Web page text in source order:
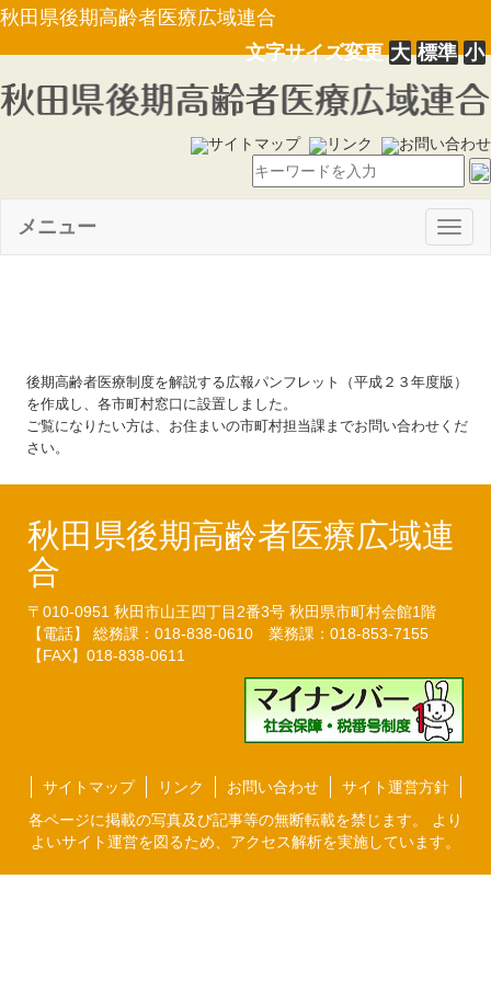
秋田県後期高齢者医療広域連合
文字サイズ変更大 標準 小
サイトマップ リンク お問い合わせ
メニュー
後期高齢者医療制度を解説する広報パンフレット（平成２３年度版）
を作成し、各市町村窓口に設置しました。
ご覧になりたい方は、お住まいの市町村担当課までお問い合わせくだ
さい。
秋田県後期高齢者医療広域連
合
〒010-0951 秋田市山王四丁目2番3号 秋田県市町村会館1階
【電話】 総務課：018-838-0610 業務課：018-853-7155
【FAX】018-838-0611
サイトマップ リンク お問い合わせ
サイト運営方針
各ページに掲載の写真及び記事等の無断転載を禁じます。 より
よいサイト運営を図るため、アクセス解析を実施しています。